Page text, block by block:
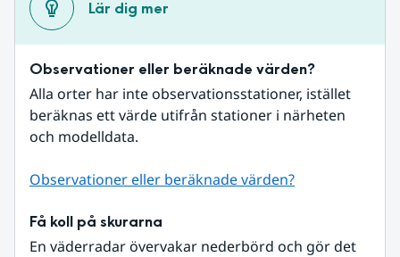
Lär dig mer
Observationer eller beräknade värden?
Alla orter har inte observationsstationer, istället
beräknas ett värde utifrån stationer i närheten
och modelldata.
Observationer eller beräknade värden?
Få koll på skurarna
En väderradar övervakar nederbörd och gör det